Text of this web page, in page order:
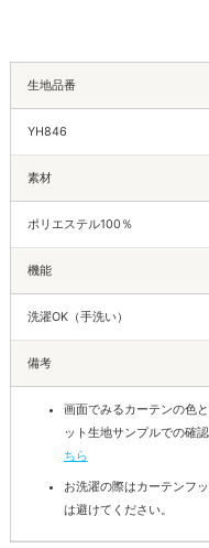
生地品番
YH846
素材
ポリエステル100％
機能
洗濯OK（手洗い）
備考
画面でみるカーテンの色
ット生地サンプルでの確
ちら
お洗濯の際はカーテンフ
は避けてください。